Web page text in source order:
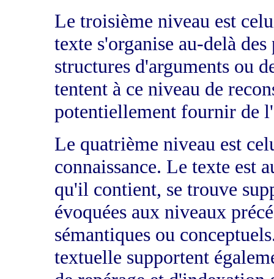
Le troisième niveau est
texte s'organise au-delà
structures d'arguments ou
tentent à ce niveau de
potentiellement fournir de
Le quatrième niveau est
connaissance. Le texte est
qu'il contient, se trouve
évoquées aux niveaux
sémantiques ou
textuelle supportent